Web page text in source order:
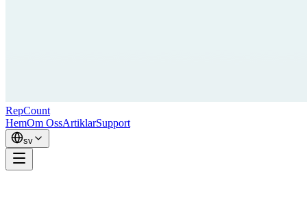
RepCount
HemOm OssArtiklarSupport
sv